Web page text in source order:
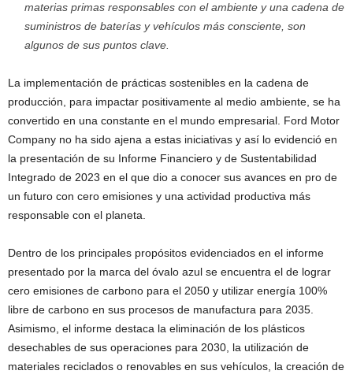
materias primas responsables con el ambiente y una cadena de
suministros de baterías y vehículos más consciente, son
algunos de sus puntos clave.
La implementación de prácticas sostenibles en la cadena de
producción, para impactar positivamente al medio ambiente, se ha
convertido en una constante en el mundo empresarial. Ford Motor
Company no ha sido ajena a estas iniciativas y así lo evidenció en
la presentación de su Informe Financiero y de Sustentabilidad
Integrado de 2023 en el que dio a conocer sus avances en pro de
un futuro con cero emisiones y una actividad productiva más
responsable con el planeta.
Dentro de los principales propósitos evidenciados en el informe
presentado por la marca del óvalo azul se encuentra el de lograr
cero emisiones de carbono para el 2050 y utilizar energía 100%
libre de carbono en sus procesos de manufactura para 2035.
Asimismo, el informe destaca la eliminación de los plásticos
desechables de sus operaciones para 2030, la utilización de
materiales reciclados o renovables en sus vehículos, la creación de